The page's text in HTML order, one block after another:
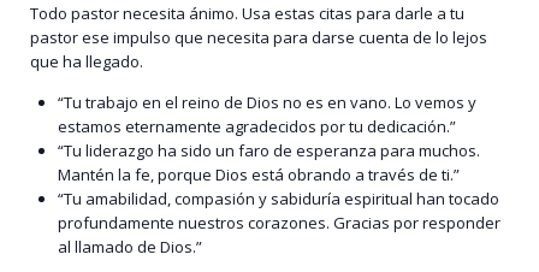
Todo pastor necesita ánimo. Usa estas citas para darle a tu
pastor ese impulso que necesita para darse cuenta de lo lejos
que ha llegado.
“Tu trabajo en el reino de Dios no es en vano. Lo vemos y
estamos eternamente agradecidos por tu dedicación.”
“Tu liderazgo ha sido un faro de esperanza para muchos.
Mantén la fe, porque Dios está obrando a través de ti.”
“Tu amabilidad, compasión y sabiduría espiritual han tocado
profundamente nuestros corazones. Gracias por responder
al llamado de Dios.”